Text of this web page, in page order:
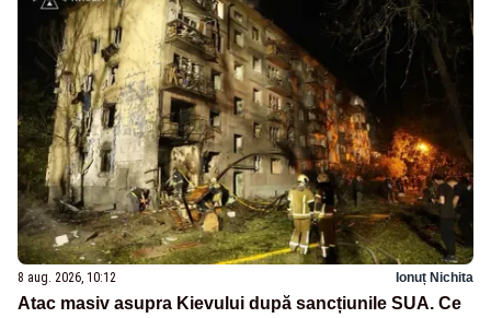
8 aug. 2026, 10:12 Ionuț Nichita
Atac masiv asupra Kievului după sancțiunile SUA. Ce